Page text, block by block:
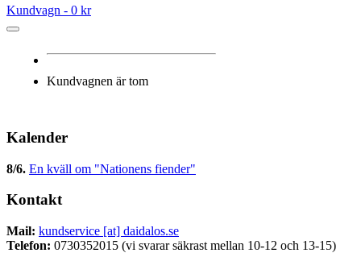
Kundvagn - 0 kr
Kundvagnen är tom
Kalender
8/6. En kväll om "Nationens fiender"
Kontakt
Mail: kundservice [at] daidalos.se
Telefon: 0730352015 (vi svarar säkrast mellan 10-12 och 13-15)